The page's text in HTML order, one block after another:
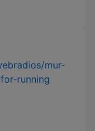
mur-
running